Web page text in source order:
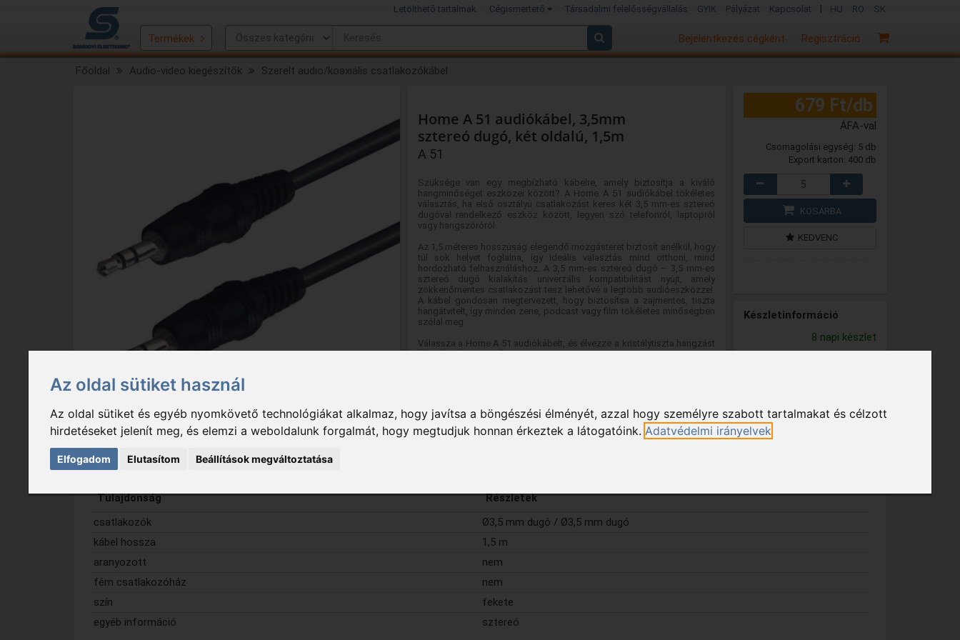
Az oldal sütiket használ
Az oldal sütiket és egyéb nyomkövető technológiákat alkalmaz, hogy javítsa a böngészési élményét, azzal hogy személyre szabott tartalmakat és célzott
hirdetéseket jelenít meg, és elemzi a weboldalunk forgalmát, hogy megtudjuk honnan érkeztek a látogatóink. Adatvédelmi irányelvek
Elfogadom Elutasítom Beállítások megváltoztatása
Letölthető tartalmak Cégismertető Társadalmi felelősségvállalás GYIK Pályázat Kapcsolat | HU RO SK
Regisztráció
Bejelentkezés cégként
Termékek
Főoldal Audio-video kiegészítők Szerelt audio/koaxiális csatlakozókábel
Home A 51 audiókábel, 3,5mm
sztereó dugó, két oldalú, 1,5m
A 51
Szüksége van egy megbízható kábelre, amely biztosítja a kiváló
hangminőséget eszközei között? A Home A 51 audiókábel tökéletes
választás, ha első osztályú csatlakozást keres két 3,5 mm-es sztereó
dugóval rendelkező eszköz között, legyen szó telefonról, laptopról
vagy hangszóróról.
Az 1,5 méteres hosszúság elegendő mozgásteret biztosít anélkül, hogy
túl sok helyet foglalna, így ideális választás mind otthoni, mind
hordozható felhasználáshoz. A 3,5 mm-es sztereó dugó – 3,5 mm-es
sztereó dugó kialakítás univerzális kompatibilitást nyújt, amely
zökkenőmentes csatlakozást tesz lehetővé a legtöbb audióeszközzel.
A kábel gondosan megtervezett, hogy biztosítsa a zajmentes, tiszta
hangátvitelt, így minden zene, podcast vagy film tökéletes minőségben
szólal meg.
Válassza a Home A 51 audiókábelt, és élvezze a kristálytiszta hangzást
bármilyen környezetben!
679 Ft/db
ÁFA-val
Csomagolási egység: 5 db
Export karton: 400 db
KOSÁRBA
KEDVENC
Készletinformáció
8 napi készlet
Részletes termékleírás Letölthető dokumentumok
Tulajdonság
Részletek
csatlakozók
Ø3,5 mm dugó / Ø3,5 mm dugó
kábel hossza
1,5 m
aranyozott
nem
fém csatlakozóház
nem
szín
fekete
egyéb információ
sztereó